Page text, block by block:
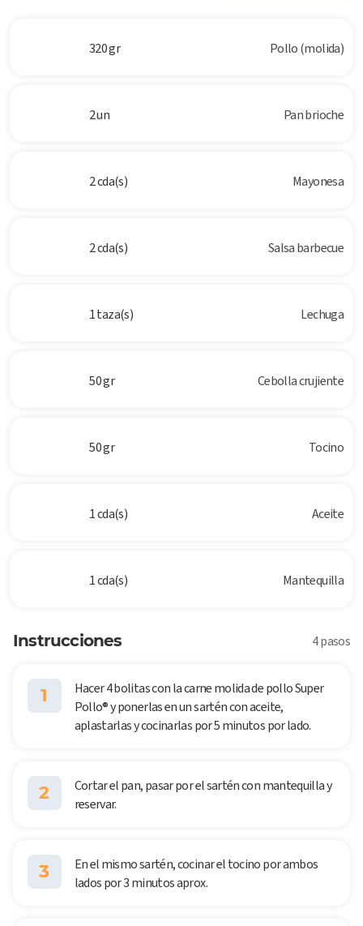
320 gr Pollo (molida)
2 un Pan brioche
2 cda(s) Mayonesa
2 cda(s) Salsa barbecue
1 taza(s) Lechuga
50 gr Cebolla crujiente
50 gr Tocino
1 cda(s) Aceite
1 cda(s) Mantequilla
Instrucciones 4 pasos
1
Hacer 4 bolitas con la carne molida de pollo Super
Pollo® y ponerlas en un sartén con aceite,
aplastarlas y cocinarlas por 5 minutos por lado.
2
Cortar el pan, pasar por el sartén con mantequilla y
reservar.
3
En el mismo sartén, cocinar el tocino por ambos
lados por 3 minutos aprox.